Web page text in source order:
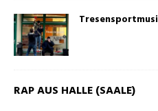
RAP AUS HALLE (SAALE)